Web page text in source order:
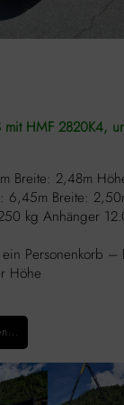
HMF 2820K4,
Breite: 2,48m
6,45m Breite:
kg Anhänger
Personenkorb –
Höhe